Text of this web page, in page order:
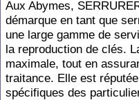
Aux Abymes,
démarque en tant que
une large gamme de
la reproduction de clés.
maximale, tout en
traitance. Elle est
spécifiques des